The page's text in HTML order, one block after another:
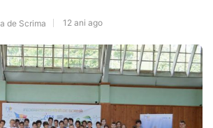
de Scrima 12 ani ago